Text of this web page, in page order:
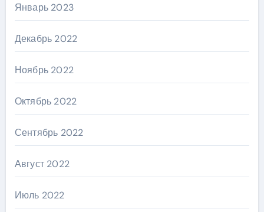
Январь 2023
Декабрь 2022
Ноябрь 2022
Октябрь 2022
Сентябрь 2022
Август 2022
Июль 2022